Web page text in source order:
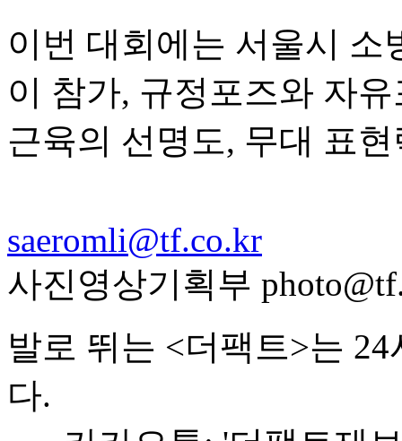
이번 대회에는 서울시 소
이 참가, 규정포즈와 자
근육의 선명도, 무대 표
saeromli@tf.co.kr
사진영상기획부
발로 뛰는 <더팩트>는
다.